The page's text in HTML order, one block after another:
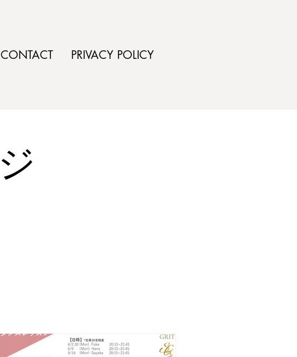
CONTACT PRIVACY POLICY